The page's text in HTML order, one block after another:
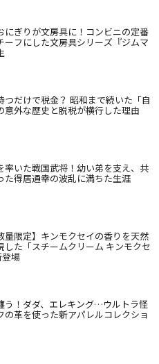
にぎりが文房具に！コンビニの定番
ーフにした文房具シリーズ『ジムマ
つだけで税金？ 昭和まで続いた「自
意外な歴史と脱税が横行した理由
率いた戦国武将！幼い弟を支え、共
た得居通幸の波乱に満ちた生涯
量限定】キンモクセイの香りを天然
した「スチームクリーム キンモクセ
場
う！ダダ、エレキング…ウルトラ怪
の革を使った新アパレルコレクショ